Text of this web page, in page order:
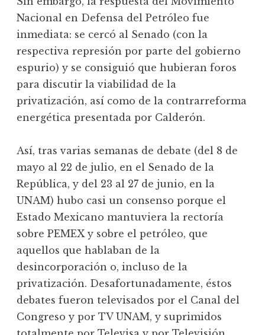
Nacional en Defensa del Petróleo fue
inmediata: se cercó al Senado (con la
respectiva represión por parte del gobierno
espurio) y se consiguió que hubieran foros
para discutir la viabilidad de la
privatización, así como de la contrarreforma
energética presentada por Calderón.
Así, tras varias semanas de debate (del 8 de
mayo al 22 de julio, en el Senado de la
República, y del 23 al 27 de junio, en la
UNAM) hubo casi un consenso porque el
Estado Mexicano mantuviera la rectoría
sobre PEMEX y sobre el petróleo, que
aquellos que hablaban de la
desincorporación o, incluso de la
privatización. Desafortunadamente, éstos
debates fueron televisados por el Canal del
Congreso y por TV UNAM, y suprimidos